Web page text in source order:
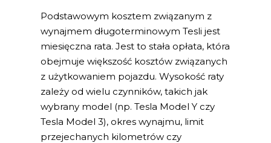
Podstawowym kosztem związanym z
wynajmem długoterminowym Tesli jest
miesięczna rata. Jest to stała opłata, która
obejmuje większość kosztów związanych
z użytkowaniem pojazdu. Wysokość raty
zależy od wielu czynników, takich jak
wybrany model (np. Tesla Model Y czy
Tesla Model 3), okres wynajmu, limit
przejechanych kilometrów czy